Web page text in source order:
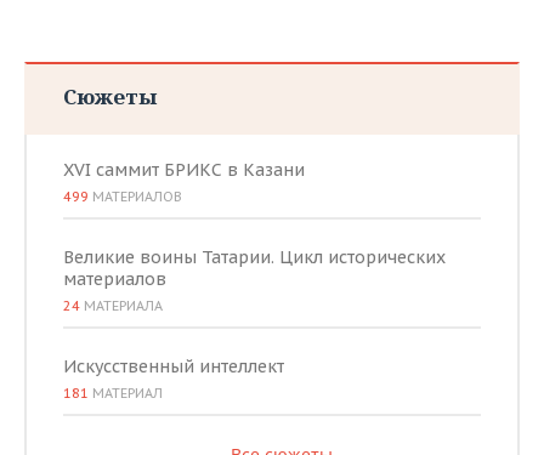
Сюжеты
XVI саммит БРИКС в Казани
499 МАТЕРИАЛОВ
Великие воины Татарии. Цикл исторических
материалов
24 МАТЕРИАЛА
Искусственный интеллект
181 МАТЕРИАЛ